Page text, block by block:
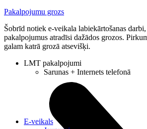
Pakalpojumu grozs
Šobrīd notiek e-veikala labiekārtošanas
pakalpojumus atradīsi dažādos grozos.
galam katrā grozā atsevišķi.
LMT pakalpojumi
Sarunas + Internets telefonā
E-veikals